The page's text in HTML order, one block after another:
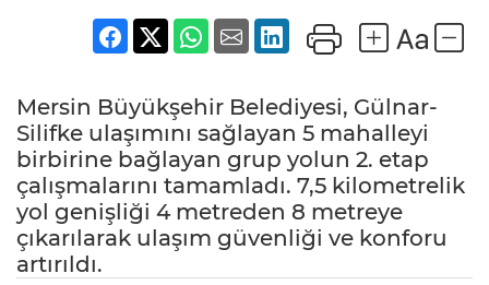
Mersin Büyükşehir Belediyesi, Gülnar-
Silifke ulaşımını sağlayan 5 mahalleyi
birbirine bağlayan grup yolun 2. etap
çalışmalarını tamamladı. 7,5 kilometrelik
yol genişliği 4 metreden 8 metreye
çıkarılarak ulaşım güvenliği ve konforu
artırıldı.